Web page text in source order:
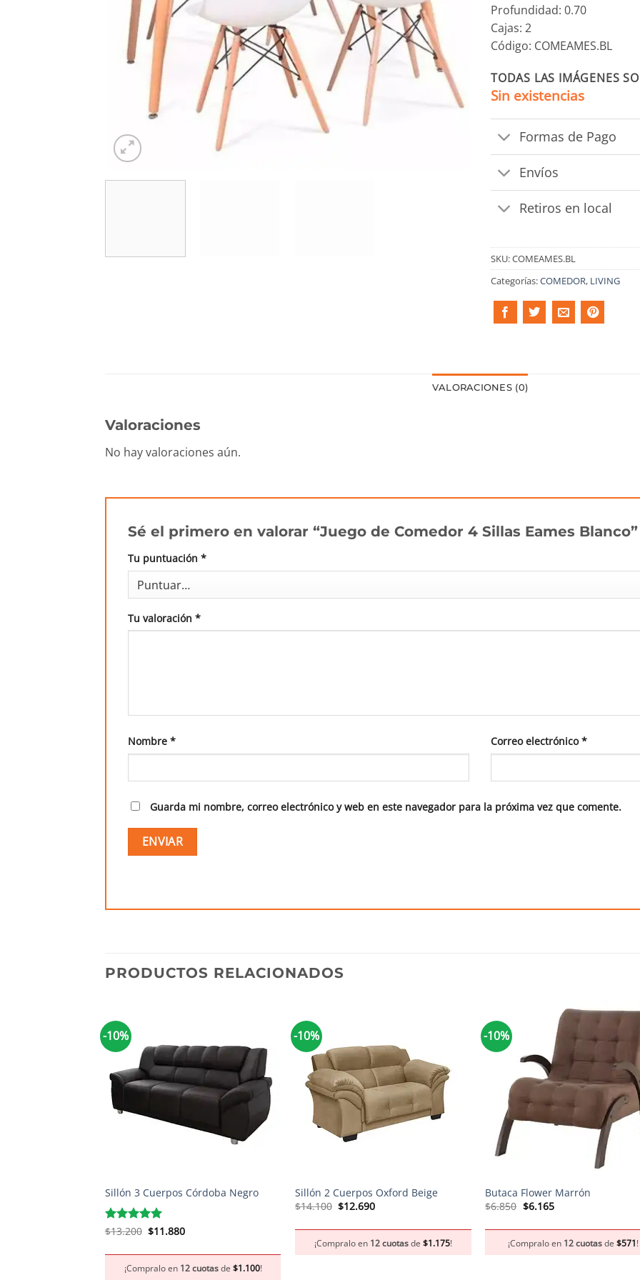
Profundidad: 0.70
Cajas: 2
Código: COMEAMES.BL
TODAS LAS IMÁGENES
Sin existencias
Formas de Pago
Envíos
Retiros en local
SKU:COMEAMES.BL
Categorías:COMEDOR, LIVING
VALORACIONES (0)
Valoraciones
No hay valoraciones aún.
Sé el primero en valorar “Juego de Comedor 4 Sillas Eames
Tu puntuación *
Tu valoración *
Nombre * Correo electrónico*
Guarda mi nombre, correo electrónico y web en este navegador para la próxima vez que comente.
PRODUCTOS RELACIONADOS
-10%
Sillón 3 Cuerpos Córdoba Negro
Valorado
$13.200 El
$13.200.
$11.880El
$11.880.
¡Compralo en 12 cuotasde $1.100!
-10%
Sillón 2 Cuerpos Oxford Beige
$14.100 El
$14.100.
$12.690El
$12.690.
¡Compralo en 12 cuotasde $1.175!
-10%
Butaca Flower Marrón
$6.850 El
$6.850.
$6.165El
$6.165.
¡Compralo en 12 cuotasde$571!